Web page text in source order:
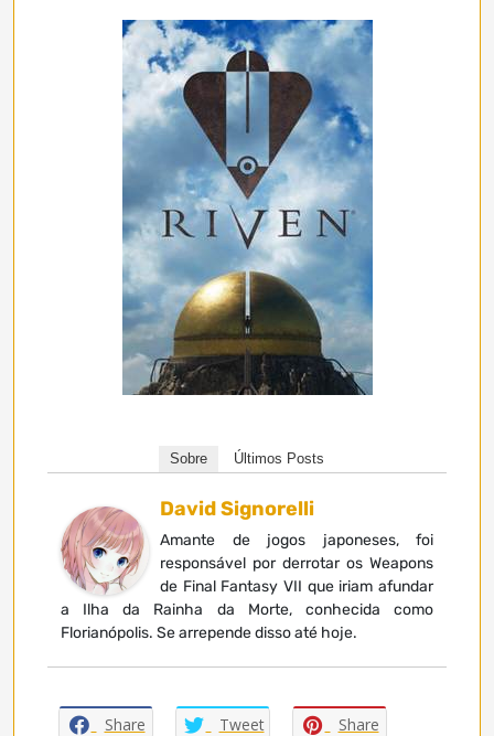
Sobre Últimos Posts
David Signorelli
Amante de jogos japoneses, foi
responsável por derrotar os Weapons
de Final Fantasy VII que iriam afundar
a Ilha da Rainha da Morte, conhecida como
Florianópolis. Se arrepende disso até hoje.
Share Tweet Share